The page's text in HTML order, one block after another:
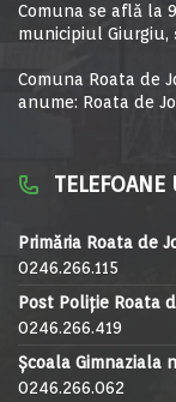
Comuna se află la
municipiul Giurgiu,
Comuna Roata de
anume: Roata de
TELEFOANE
Primăria Roata de
0246.266.115
Post Poliție Roata
0246.266.419
Școala Gimnaziala
0246.266.062